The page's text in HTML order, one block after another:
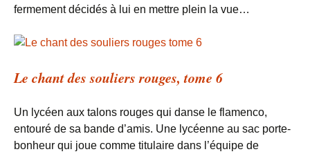
fermement décidés à lui en mettre plein la vue…
Le chant des souliers rouges, tome 6
Un lycéen aux talons rouges qui danse le flamenco,
entouré de sa bande d’amis. Une lycéenne au sac porte-
bonheur qui joue comme titulaire dans l’équipe de